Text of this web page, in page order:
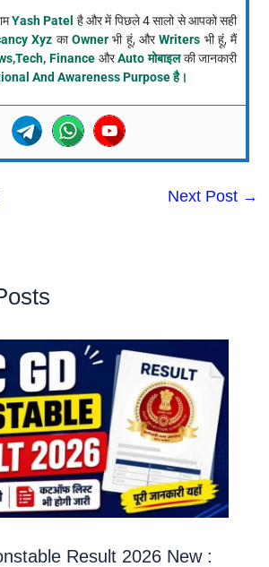
Yash Patel है और में पिछले 4 सालो से आपको सही
Xyz काOwnerभी हूं, औरWriters भी हूं, मैं
Finance औरAuto मोबाइलकी जानकारी
And Awareness Purpose है।
Next Post →
Result 2026 New :